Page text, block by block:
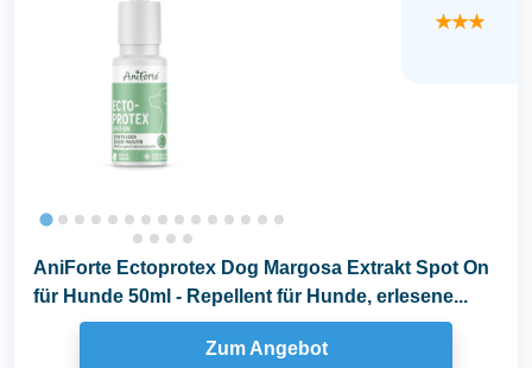
★★★
AniForte Ectoprotex Dog Margosa Extrakt Spot On
für Hunde 50ml - Repellent für Hunde, erlesene...
Zum Angebot